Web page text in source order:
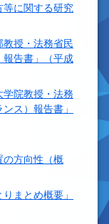
等に関する研究
授・法務省民
報告書」（平成
学院教授・法務
ス）報告書」
の方向性（概
まとめ概要」